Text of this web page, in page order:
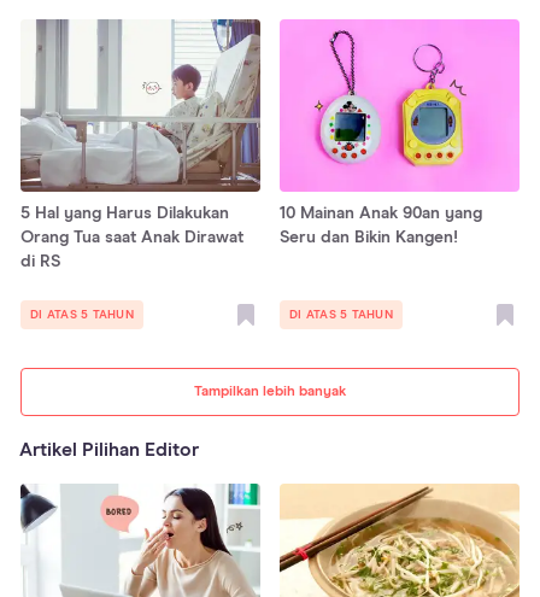
Tampilkan lebih banyak
5 Hal yang Harus Dilakukan
Orang Tua saat Anak Dirawat
di RS
DI ATAS 5 TAHUN
10 Mainan Anak 90an yang
Seru dan Bikin Kangen!
DI ATAS 5 TAHUN
Artikel Pilihan Editor